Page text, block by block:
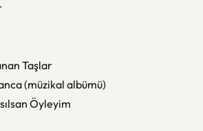
Taşlar
(müzikal albümü)
Öyleyim